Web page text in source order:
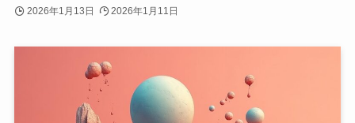
2026年1月13日 2026年1月11日